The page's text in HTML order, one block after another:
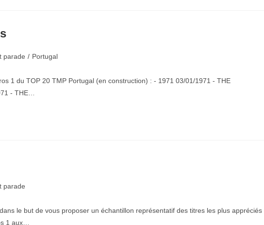
parade / Portugal
1 du TOP 20 TMP Portugal (en construction) : - 1971 03/01/1971 - THE
- THE…
parade
le but de vous proposer un échantillon représentatif des titres les plus appréciés
1 aux…